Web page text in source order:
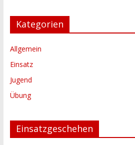
Kategorien
Allgemein
Einsatz
Jugend
Übung
Einsatzgeschehen